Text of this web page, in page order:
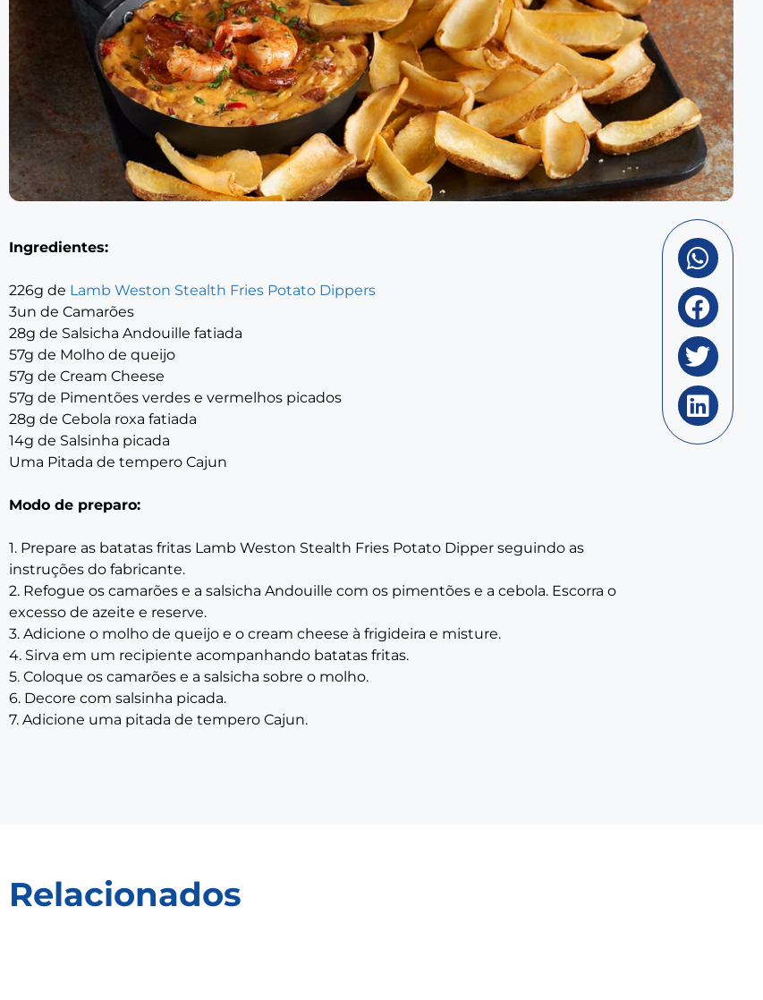
Ingredientes:
226g de Lamb Weston Stealth Fries Potato Dippers
3un de Camarões
28g de Salsicha Andouille fatiada
57g de Molho de queijo
57g de Cream Cheese
57g de Pimentões verdes e vermelhos picados
28g de Cebola roxa fatiada
14g de Salsinha picada
Uma Pitada de tempero Cajun
Modo de preparo:
1. Prepare as batatas fritas Lamb Weston Stealth Fries Potato Dipper seguindo as
instruções do fabricante.
2. Refogue os camarões e a salsicha Andouille com os pimentões e a cebola. Escorra o
excesso de azeite e reserve.
3. Adicione o molho de queijo e o cream cheese à frigideira e misture.
4. Sirva em um recipiente acompanhando batatas fritas.
5. Coloque os camarões e a salsicha sobre o molho.
6. Decore com salsinha picada.
7. Adicione uma pitada de tempero Cajun.
Relacionados